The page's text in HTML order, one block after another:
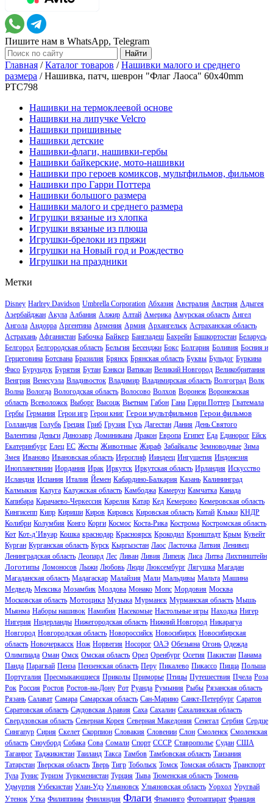
Пишите нам в WhatsApp, Telegram
Главная /Каталог товаров /Нашивки малого и среднего
размера /Нашивка, патч, шеврон "Флаг Лаоса" 60x40mm
PTC798
Нашивки на термоклеевой основе
Нашивки на липучке Velcro
Нашивки пришивные
Нашивки детские
Нашивки-флаги, нашивки-гербы
Нашивки байкерские, мото-нашивки
Нашивки про героев комиксов, мультфильмов, фильмов
Нашивки про Гарри Поттера
Нашивки большого размера
Нашивки малого и среднего размера
Игрушки вязаные из хлопка
Игрушки вязаные из плюша
Игрушки-брелоки из пряжи
Игрушки на Новый год и Рождество
Игрушки на праздники
Метки
Disney Harlrey Davidson Umbrella Corporation Абхазия Австралия Австрия Адыгея
Азербайджан Акула Албания Алжир Алтай Америка Амурская область Ангел
Ангола Андорра Аргентина Армения Армия Архангельск Астраханская область
Астрахань Афганистан Бабочка Байкер Бангладеш Бахрейн Башкортостан Беларусь
Белгород Белгородская область Бельгия Бесенджи Бокс Болгария Боливия Босния и
Герцеговина Ботсвана Бразилия Брянск Брянская область Буквы Бульдог Буркина
Фасо Бурундук Бурятия Бутан Бэнкси Ватикан Великий Новгород Великобритания
Венгрия Венесуэла Владивосток Владимир Владимирская область Волгоград Волк
Волна Вологда Вологодская область Волосово Волхов Воронеж Воронежская
область Всеволожск Выборг Высоцк Вьетнам Габон Гана Гарри Поттер Гватемала
Гербы Германия Герои игр Герои книг Герои мультфильмов Герои фильмов
Голландия Голубь Греция Гриб Грузия Гусь Дагестан Дания День Святого
Валентина Деньги Динозавр Доминикана Дракон Европа Египет Еда Единорог Ейск
Екатеринбург Елец ЕС Жесты Животные Жираф Забайкалье Земноводные Зима
Змея Иваново Ивановская область Иероглиф Ииндеец Ингушетия Индонезия
Инопланетянин Иордания Ирак Иркутск Иркутская область Ирландия Искусство
Исландия Испания Италия Йемен Кабардино-Балкария Казань Калининград
Калмыкия Калуга Калужская область Камбоджа Камерун Камчатка Канада
Капибара Карачаево-Черкессия Карелия Катар Кед Кемерово Кемеровская область
Кингисепп Кипр Кириши Киров Кировск Кировская область Китай Клыки КНДР
Колибри Колумбия Конго Корги Космос Коста-Рика Кострома Костромская область
Кот Кот-д’Ивуар Кошка краснодар Красноярск Крокодил Кронштадт Крым Кувейт
Курган Курганская область Курск Кыргызстан Лаос Ласточка Латвия Ленивец
Ленинградская область Леопард Лес Ливан Ливия Липецк Лиса Литва Лихтинштейн
Логотипы Ломоносов Лыжи Любовь Люди Люксембург Лягушка Магадан
Магаданская область Мадагаскар Малайзия Мали Мальдивы Мальта Машина
Медведь Мексика Мозамбик Молдова Монако Мопс Мордовия Москва
Московская область Мотоцикл Музыка Мурманск Мурманская область Мышь
Мьянма Наборы нашивок Намибия Насекомые Настольные игры Находка Нигер
Нигерия Нидерланды Нижегородская область Нижний Новгород Никарагуа
Новгород Новгородская область Новороссийск Новосибирск Новосибирская
область Новочеркасск Нож Норвегия Носорог ОАЭ Обезьяна Огонь Одежда
Олимпиада Оман Омск Омская область Орел Оренбург Осетия Пакистан Панама
Панда Парагвай Пенза Пензенская область Перу Пикалево Пикассо Пицца Польша
Португалия Пресмыкающиеся Приколы Приморье Птицы Путешествия Пчела Роза
Рок Россия Ростов Ростов-на-Дону Рот Руанда Румыния Рыбы Рязанская область
Рязань Салават Самара Самарская область Сан-Марино Санкт-Петербург Саратов
Саратовская область Саудовская Аравия Саха Сахалин Сахалинская область
Свердловская область Северная Корея Северная Македония Сенегал Сербия Сердце
Сингапур Сирия Скелет Скорпион Словакия Словении Слон Смоленск Смоленская
область Сноуборд Собака Сова Сомали Спорт СССР Ставрополье Судан США
Таганрог Таджикистан Таиланд Такса Тамбов Тамбовская область Танзания
Татарстан Тверская область Тверь Тигр Тобольск Томск Томская область Транспорт
Тула Тунис Туризм Туркменистан Турция Тыва Тюменская область Тюмень
Удмуртия Узбекистан Улан-Удэ Ульяновск Ульяновская область Уорхол Уругвай
Утенок Утка Филиппины Финляндия Флаги Фламинго Фотоаппарат Франция